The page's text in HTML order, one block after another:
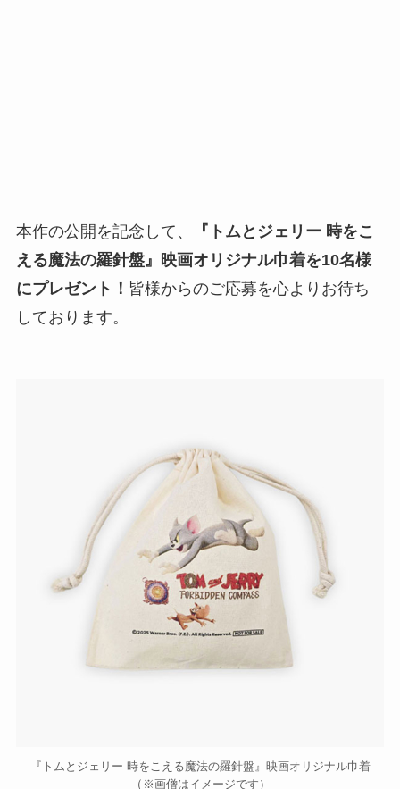
本作の公開を記念して、
『トムとジェリー 時をこ
える魔法の羅針盤』映画オリジナル巾着を10名様
にプレゼント！ 皆様からのご応募を心よりお待ち
しております。
『トムとジェリー 時をこえる魔法の羅針盤』映画オリジナル巾着
（ ※画僧はイメージです）